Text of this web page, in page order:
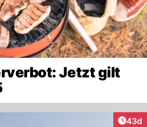
Jetzt gilt
43d